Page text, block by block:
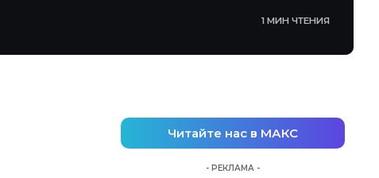
1 МИН ЧТЕНИЯ
Читайте нас в МАКС
- РЕКЛАМА -